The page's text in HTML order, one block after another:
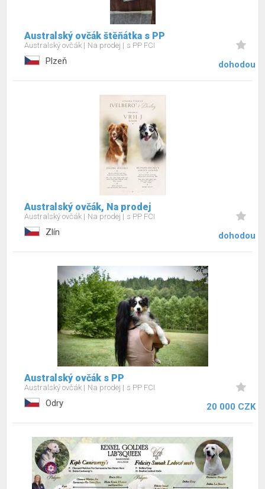
Australský ovčák štěňátka s PP
Australský ovčák Na prodej s PP FCI
Plzeň dohodou
Australský ovčák, Na prodej
Australský ovčák Na prodej s PP FCI
Zlín dohodou
Australský ovčák s PP
Australský ovčák Na prodej s PP FCI
Odry 20 000 CZK